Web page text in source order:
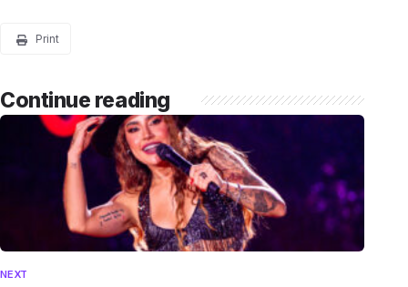
Print
Continue reading
NEXT